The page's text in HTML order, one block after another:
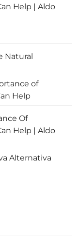
Help | Aldo
Natural
of
Help
Of
Help | Aldo
Alternativa